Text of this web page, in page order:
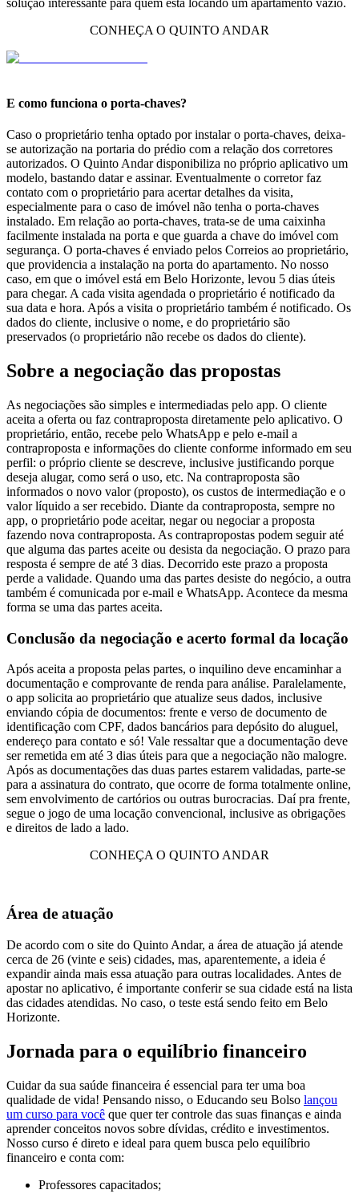
CONHEÇA O QUINTO ANDAR
E como funciona o porta-chaves?
Caso o proprietário tenha optado por instalar o porta-chaves, deixa-
se autorização na portaria do prédio com a relação dos corretores
autorizados. O Quinto Andar disponibiliza no próprio aplicativo um
modelo, bastando datar e assinar. Eventualmente o corretor faz
contato com o proprietário para acertar detalhes da visita,
especialmente para o caso de imóvel não tenha o porta-chaves
instalado. Em relação ao porta-chaves, trata-se de uma caixinha
facilmente instalada na porta e que guarda a chave do imóvel com
segurança. O porta-chaves é enviado pelos Correios ao proprietário,
que providencia a instalação na porta do apartamento. No nosso
caso, em que o imóvel está em Belo Horizonte, levou 5 dias úteis
para chegar. A cada visita agendada o proprietário é notificado da
sua data e hora. Após a visita o proprietário também é notificado. Os
dados do cliente, inclusive o nome, e do proprietário são
preservados (o proprietário não recebe os dados do cliente).
Sobre a negociação das propostas
As negociações são simples e intermediadas pelo app. O cliente
aceita a oferta ou faz contraproposta diretamente pelo aplicativo. O
proprietário, então, recebe pelo WhatsApp e pelo e-mail a
contraproposta e informações do cliente conforme informado em seu
perfil: o próprio cliente se descreve, inclusive justificando porque
deseja alugar, como será o uso, etc. Na contraproposta são
informados o novo valor (proposto), os custos de intermediação e o
valor líquido a ser recebido. Diante da contraproposta, sempre no
app, o proprietário pode aceitar, negar ou negociar a proposta
fazendo nova contraproposta. As contrapropostas podem seguir até
que alguma das partes aceite ou desista da negociação. O prazo para
resposta é sempre de até 3 dias. Decorrido este prazo a proposta
perde a validade. Quando uma das partes desiste do negócio, a outra
também é comunicada por e-mail e WhatsApp. Acontece da mesma
forma se uma das partes aceita.
Conclusão da negociação e acerto formal da locação
Após aceita a proposta pelas partes, o inquilino deve encaminhar a
documentação e comprovante de renda para análise. Paralelamente,
o app solicita ao proprietário que atualize seus dados, inclusive
enviando cópia de documentos: frente e verso de documento de
identificação com CPF, dados bancários para depósito do aluguel,
endereço para contato e só! Vale ressaltar que a documentação deve
ser remetida em até 3 dias úteis para que a negociação não malogre.
Após as documentações das duas partes estarem validadas, parte-se
para a assinatura do contrato, que ocorre de forma totalmente online,
sem envolvimento de cartórios ou outras burocracias. Daí pra frente,
segue o jogo de uma locação convencional, inclusive as obrigações
e direitos de lado a lado.
CONHEÇA O QUINTO ANDAR
Área de atuação
De acordo com o site do Quinto Andar, a área de atuação já atende
cerca de 26 (vinte e seis) cidades, mas, aparentemente, a ideia é
expandir ainda mais essa atuação para outras localidades. Antes de
apostar no aplicativo, é importante conferir se sua cidade está na lista
das cidades atendidas. No caso, o teste está sendo feito em Belo
Horizonte.
Jornada para o equilíbrio financeiro
Cuidar da sua saúde financeira é essencial para ter uma boa
qualidade de vida! Pensando nisso, o Educando seu Bolso lançou
um curso para você que quer ter controle das suas finanças e ainda
aprender conceitos novos sobre dívidas, crédito e investimentos.
Nosso curso é direto e ideal para quem busca pelo equilíbrio
financeiro e conta com:
Professores capacitados;